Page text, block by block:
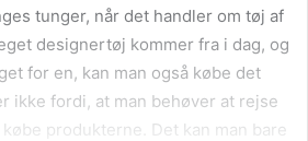
tunger, når det handler om tøj af
designertøj kommer fra i dag, og
for en, kan man også købe det
ikke fordi, at man behøver at rejse
produkterne. Det kan man bare